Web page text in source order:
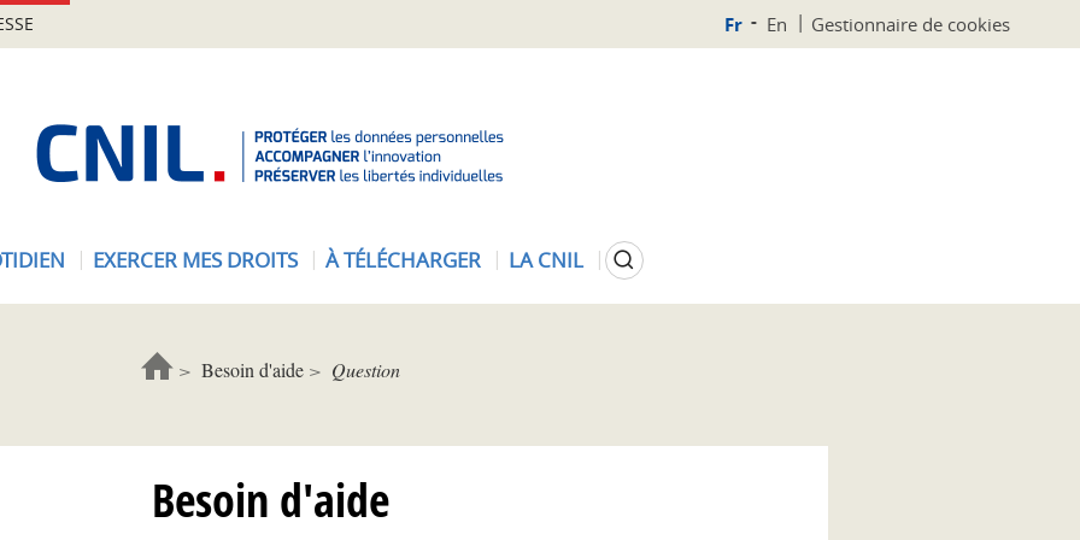
Fr En Gestionnaire de cookies
EXERCER MES DROITS À TÉLÉCHARGER LA CNIL Rechercher
Besoin d'aide Question
Besoin d'aide